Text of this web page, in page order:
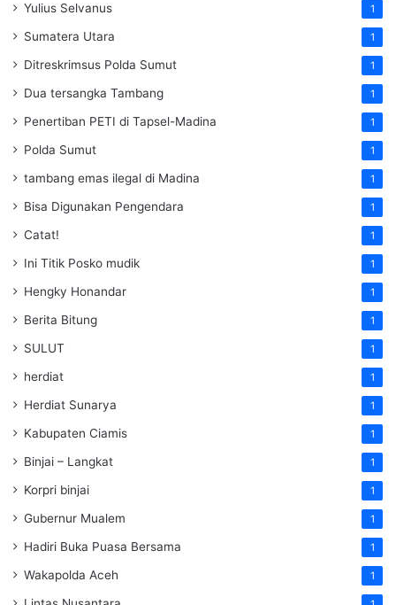
Yulius Selvanus 1
Sumatera Utara 1
Ditreskrimsus Polda Sumut 1
Dua tersangka Tambang 1
Penertiban PETI di Tapsel-Madina 1
Polda Sumut 1
tambang emas ilegal di Madina 1
Bisa Digunakan Pengendara 1
Catat! 1
Ini Titik Posko mudik 1
Hengky Honandar 1
Berita Bitung 1
SULUT 1
herdiat 1
Herdiat Sunarya 1
Kabupaten Ciamis 1
Binjai – Langkat 1
Korpri binjai 1
Gubernur Mualem 1
Hadiri Buka Puasa Bersama 1
Wakapolda Aceh 1